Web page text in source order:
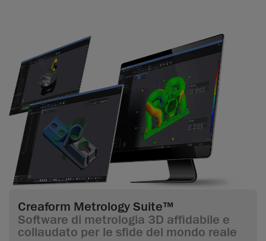
Creaform Metrology Suite™
Software di metrologia 3D affidabile e
collaudato per le sfide del mondo reale